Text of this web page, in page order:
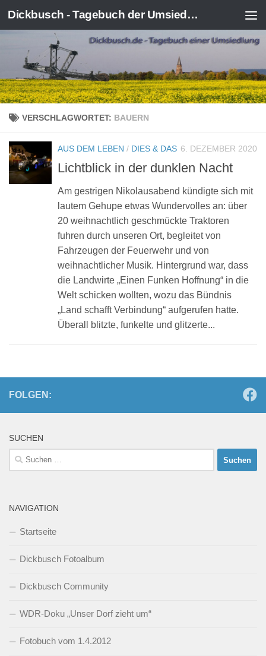
Zum Inhalt springen Dickbusch - Tagebuch der Umsiedlung von Kerpen-Manheim
VERSCHLAGWORTET: BAUERN
AUS DEM LEBEN / DIES & DAS 6. DEZEMBER 2020
Lichtblick in der dunklen Nacht
Am gestrigen Nikolausabend kündigte sich mit
lautem Gehupe etwas Wundervolles an: über
20 weihnachtlich geschmückte Traktoren
fuhren durch unseren Ort, begleitet von
Fahrzeugen der Feuerwehr und von
weihnachtlicher Musik. Hintergrund war, dass
die Landwirte „Einen Funken Hoffnung“ in die
Welt schicken wollten, wozu das Bündnis
„Land schafft Verbindung“ aufgerufen hatte.
Überall blitzte, funkelte und glitzerte...
FOLGEN:
SUCHEN
Suchen
nach:
NAVIGATION
Startseite
Dickbusch Fotoalbum
Dickbusch Community
WDR-Doku „Unser Dorf zieht um“
Fotobuch vom 1.4.2012